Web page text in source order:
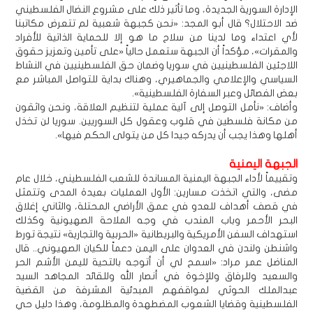
الإدارة السورية الجديدة، وما تأثير ذلك على مشروع النضال الفلسطيني
ضد الاحتلال؟ قال أبو المجد: «نحن كجبهة شعبية لم تتعرض مكاتبنا
لأي اعتداء وما لدينا من سلاح ما هو إلا للحماية الذاتية للأفراد
والمقرات»، مؤكداً أن الجبهة ستعمل حالياً «على تأمين وتعزيز حقوق
اللاجئين الفلسطينيين في سوريا وضمان حق الفلسطينيين في النشاط
السياسي والإعلامي والجماهيري، وهناك بداية للتواصل المباشر مع
بعض الفصائل وعبر السفارة الفلسطينية».
وأضاف: «نأمل التوصل إلى آلية عملية لتنظيم العلاقة، ونحن واثقون
من مكانة فلسطين في قلوب وعقول كل السوريين. سوريا لن تخذل
أهلها وهذا يجب أن يدركه جيدا كل من يتولى الحكم فيها».
الجبهة اليمنية
وتقييماً لأداء الجبهة اليمنية المساندة للشعب الفلسطيني، خلال عام
مضى، والتي اتخذت مسارين: الأول العمليات بعيدة المدى وتتمثل
في قصف أهداف للعدو في عمق الأراضي المحتلة، والثاني إغلاق
البحر الأحمر وباب المندب في وجه الملاحة الصهيونية وكذلك
استهداف السفن الأمريكية والبريطانية «الحربية والتجارية» نتيجة تورط
واشنطن ولندن في العدوان على اليمن دعماً للكيان الصهيوني.. قال
المناضل عمر مراد: «اسمح لي أن أتوجه بالتحية لليمن الأشم الحر
والسعيد وللرفاق وللإخوة في أنصار الله وللقائد المجاهد السيد
عبدالملك الحوثي لمواقفهم المبدئية المشرفة من القضية
الفلسطينية وقضايا الشعوب المضطهدة والمظلومة، وهذا دليل حي